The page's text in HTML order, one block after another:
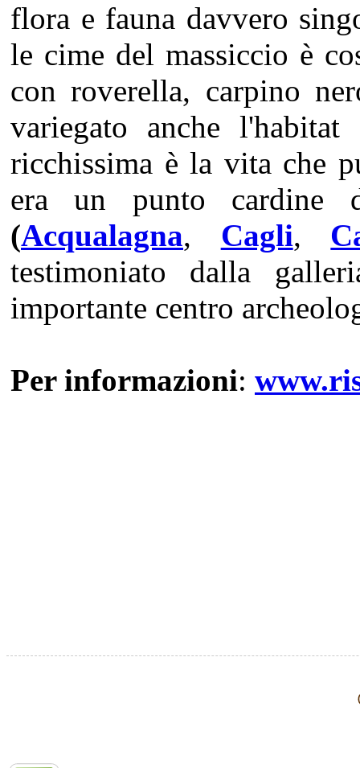
flora e fauna davvero
le cime del massiccio è
con roverella, carpino
variegato anche
ricchissima è la vita che
era un punto cardine
(Acqualagna, Cagli,
testimoniato dalla
importante centro
Per informazioni: